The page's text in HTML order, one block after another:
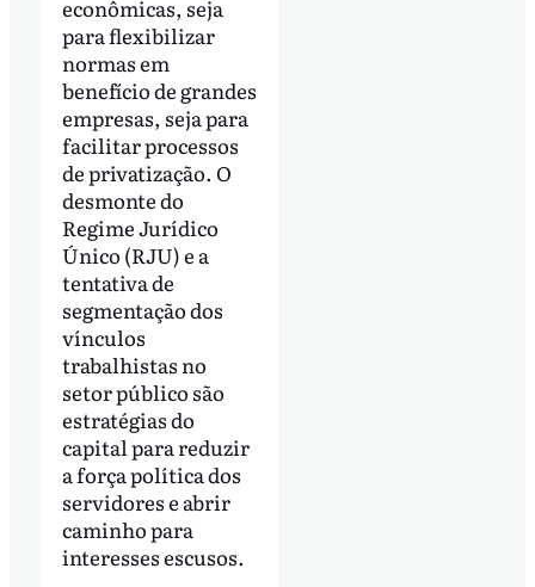
econômicas, seja
para flexibilizar
normas em
benefício de grandes
empresas, seja para
facilitar processos
de privatização. O
desmonte do
Regime Jurídico
Único (RJU) e a
tentativa de
segmentação dos
vínculos
trabalhistas no
setor público são
estratégias do
capital para reduzir
a força política dos
servidores e abrir
caminho para
interesses escusos.